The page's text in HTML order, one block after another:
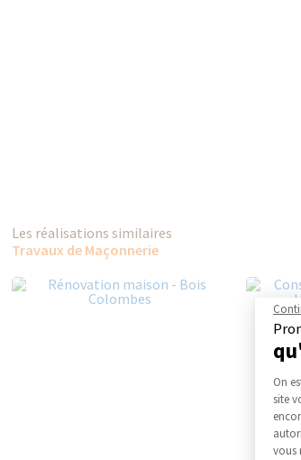
Les réalisations similaires
Travaux de Maçonnerie
On
site
vous